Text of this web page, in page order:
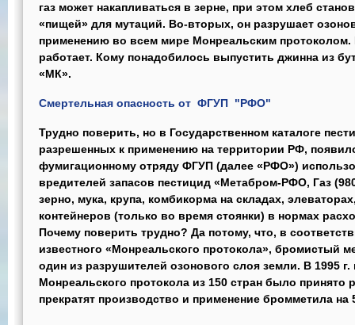
газ может накапливаться в зерне, при этом хлеб
«пищей» для мутаций. Во-вторых, он разрушает
применению во всем мире Монреальским протоколом.
работает. Кому понадобилось выпустить джинна из
«МК».
Смертельная опасность от ФГУП "РФО"
Трудно поверить, но в Государственном каталоге
разрешенных к применению на территории РФ,
фумигационному отряду ФГУП (далее «РФО»)
вредителей запасов пестицид «Метабром-РФО, Газ
зерно, мука, крупа, комбикорма на складах,
контейнеров (только во время стоянки) в нормах
Почему поверить трудно? Да потому, что, в
известного «Монреальского протокола», бромистый
один из разрушителей озонового слоя земли. В 1995
Монреальского протокола из 150 стран было принято
прекратят производство и применение бромметила на